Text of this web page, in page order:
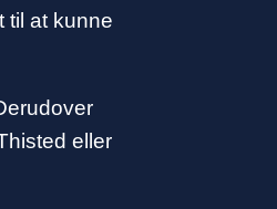
til at kunne
eller